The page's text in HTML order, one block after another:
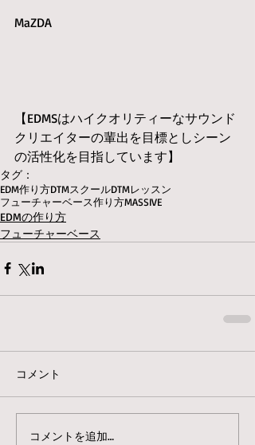
MaZDA
【EDMSはハイクオリティーなサウンド
クリエイターの輩出を目標としシーン
の活性化を目指しています】
タグ：
EDM作り方DTMスクールDTMレッスン
フューチャーベース作り方MASSIVE
EDMの作り方
フューチャーベース
コメント
コメントを追加…